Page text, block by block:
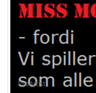
ProArtist